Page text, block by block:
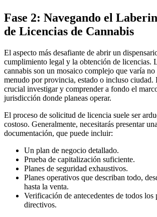
Fase 2: Navegando el
de Licencias de Cannabis
El aspecto más desafiante de abrir un
cumplimiento legal y la obtención de licencias.
cannabis son un mosaico complejo que varía
menudo por provincia, estado o incluso ciudad.
crucial investigar y comprender a fondo el
jurisdicción donde planeas operar.
El proceso de solicitud de licencia suele ser
costoso. Generalmente, necesitarás presentar
documentación, que puede incluir:
Un plan de negocio detallado.
Prueba de capitalización suficiente.
Planes de seguridad exhaustivos.
Planes operativos que describan todo,
hasta la venta.
Verificación de antecedentes de todos los
directivos.